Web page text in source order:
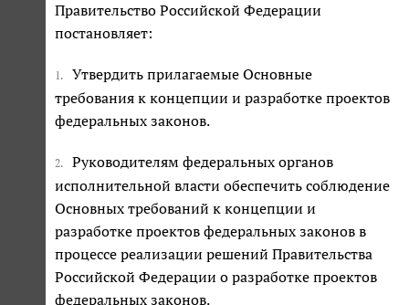
Правительство Российской Федерации
постановляет:
1.
Утвердить прилагаемые Основные
требования к концепции и разработке проектов
федеральных законов.
2.
Руководителям федеральных органов
исполнительной власти обеспечить соблюдение
Основных требований к концепции и
разработке проектов федеральных законов в
процессе реализации решений Правительства
Российской Федерации о разработке проектов
федеральных законов.